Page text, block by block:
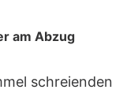
am Abzug
schreienden